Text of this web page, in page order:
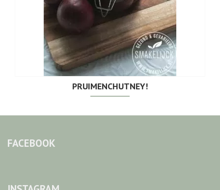
PRUIMENCHUTNEY!
FACEBOOK